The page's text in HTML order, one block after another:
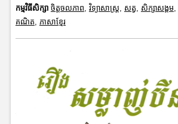
កម្មវិធីសិក្សា ចិត្តចលភាព, វិទ្យាសាស្រ្ត, សត្វ, សិក្សាសង្គម,
គណិត, ភាសាខ្មែរ